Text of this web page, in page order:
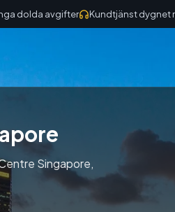
dolda avgifter Kundtjänst dygnet
Singapore,